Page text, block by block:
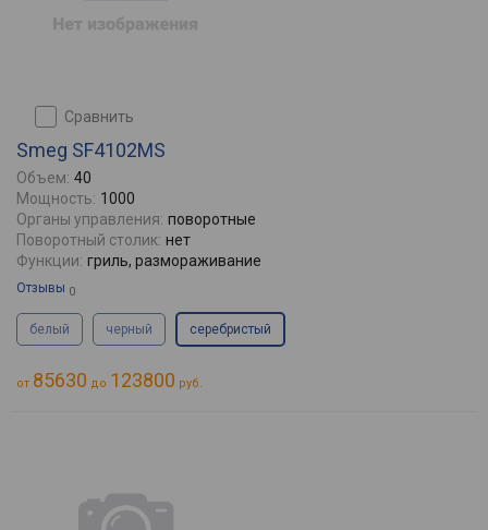
сравнить
Smeg SF4102MS
Объем: 40
Мощность: 1000
Органы управления: поворотные
Поворотный столик: нет
Функции: гриль, размораживание
Отзывы 0
белый черный серебристый
от 85630 до 123800 руб.